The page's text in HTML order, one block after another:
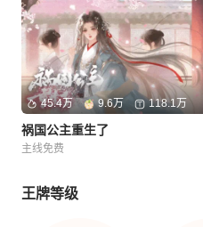
45.4万 9.6万 118.1万
祸国公主重生了
主线免费
王牌等级